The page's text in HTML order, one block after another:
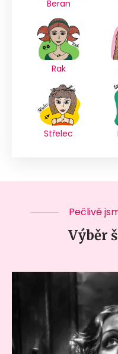
Beran
Rak
Střelec
Pečlivě
Výběr